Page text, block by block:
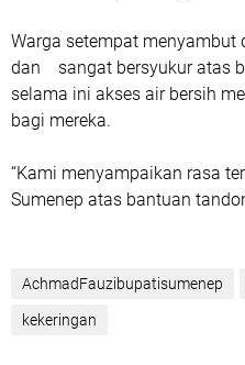
Warga setempat menyambut
dan sangat bersyukur atas
selama ini akses air bersih
bagi mereka.
“Kami menyampaikan rasa
Sumenep atas bantuan
AchmadFauzibupatisumenep
kekeringan